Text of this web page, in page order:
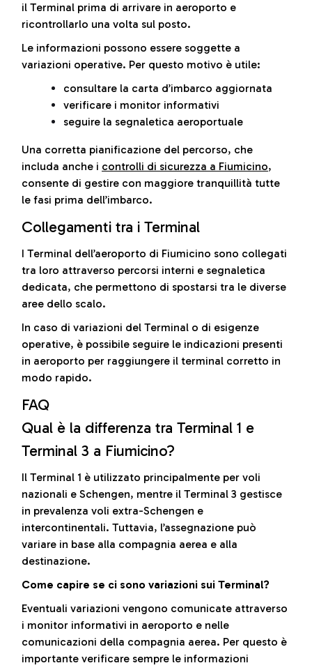
il Terminal prima di arrivare in aeroporto e
ricontrollarlo una volta sul posto.
Le informazioni possono essere soggette a
variazioni operative. Per questo motivo è utile:
consultare la carta d’imbarco aggiornata
verificare i monitor informativi
seguire la segnaletica aeroportuale
Una corretta pianificazione del percorso, che
includa anche i controlli di sicurezza a Fiumicino,
consente di gestire con maggiore tranquillità tutte
le fasi prima dell’imbarco.
Collegamenti tra i Terminal
I Terminal dell’aeroporto di Fiumicino sono collegati
tra loro attraverso percorsi interni e segnaletica
dedicata, che permettono di spostarsi tra le diverse
aree dello scalo.
In caso di variazioni del Terminal o di esigenze
operative, è possibile seguire le indicazioni presenti
in aeroporto per raggiungere il terminal corretto in
modo rapido.
FAQ
Qual è la differenza tra Terminal 1 e
Terminal 3 a Fiumicino?
Il Terminal 1 è utilizzato principalmente per voli
nazionali e Schengen, mentre il Terminal 3 gestisce
in prevalenza voli extra-Schengen e
intercontinentali. Tuttavia, l’assegnazione può
variare in base alla compagnia aerea e alla
destinazione.
Come capire se ci sono variazioni sui Terminal?
Eventuali variazioni vengono comunicate attraverso
i monitor informativi in aeroporto e nelle
comunicazioni della compagnia aerea. Per questo è
importante verificare sempre le informazioni